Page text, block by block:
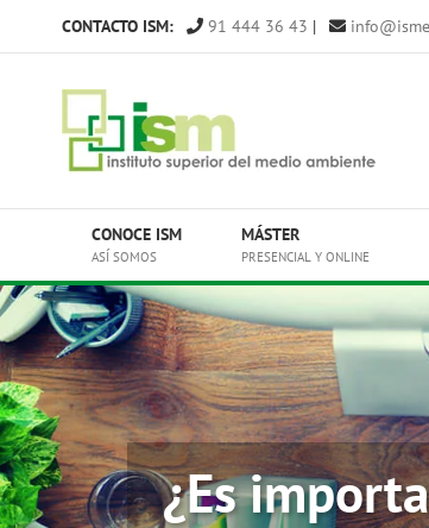
CONTACTO ISM: 91 444 36 43 |
CONOCE ISM
ASÍ SOMOS
MÁSTER
PRESENCIAL Y ONLINE
¿Es